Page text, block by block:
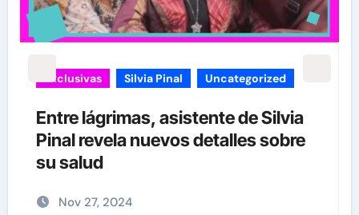
carolina Sandoval Exclusivas
¡EXCLUSIVA! Revelamos la verdad
detrás del divorcio de Carolina
Sandoval y Nick Hernández
Nov 26, 2024